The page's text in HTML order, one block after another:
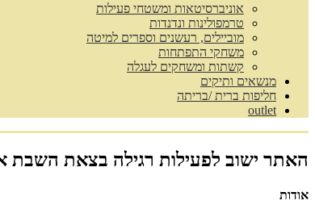
אוניברסיטאות ומשטחי פעילות
טרמפולינות ונדנדות
מוביילים, רעשנים וספרים למיטה
משחקי התפתחות
קשתות ומשחקים לעגלה
מנשאים ותיקים
חליפות ברית /בריתה
outlet
האתר ישוב לפעילות רגילה בצאת השבת
אודות